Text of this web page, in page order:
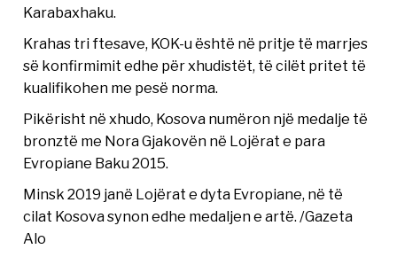
Karabaxhaku.
Krahas tri ftesave, KOK-u është në pritje të marrjes
së konfirmimit edhe për xhudistët, të cilët pritet të
kualifikohen me pesë norma.
Pikërisht në xhudo, Kosova numëron një medalje të
bronztë me Nora Gjakovën në Lojërat e para
Evropiane Baku 2015.
Minsk 2019 janë Lojërat e dyta Evropiane, në të
cilat Kosova synon edhe medaljen e artë. /Gazeta
Alo